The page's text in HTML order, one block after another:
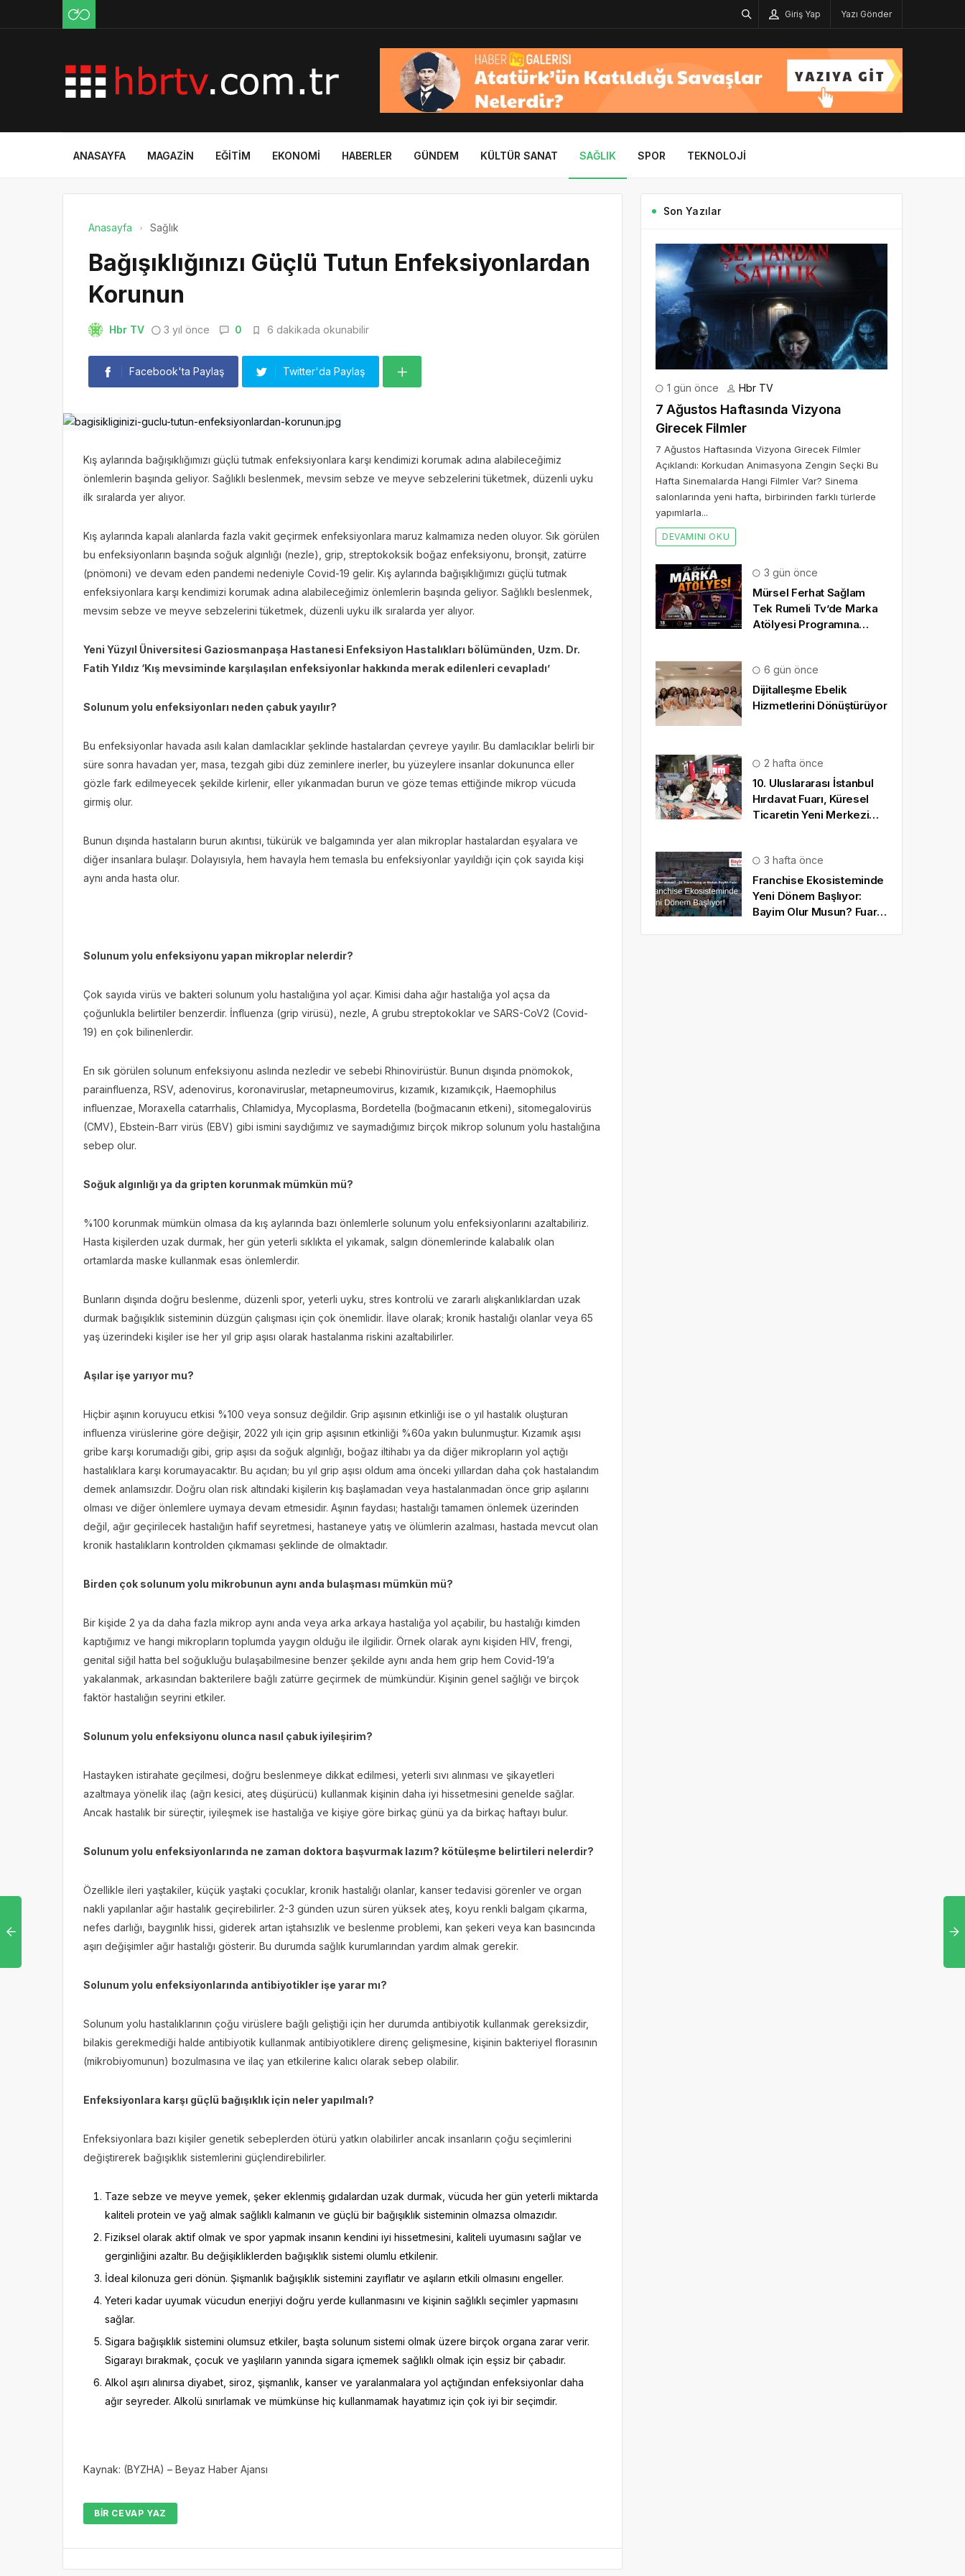
Giriş Yap Yazı Gönder
ANASAYFA MAGAZIN EĞITIM EKONOMI HABERLER GÜNDEM KÜLTÜR SANAT SAĞLIK SPOR TEKNOLOJI
Anasayfa Sağlık
Bağışıklığınızı Güçlü Tutun Enfeksiyonlardan
Korunun
Hbr TV 3 yıl önce 0 6 dakikada okunabilir
Facebook'ta Paylaş Twitter'da Paylaş
Kış aylarında bağışıklığımızı güçlü tutmak enfeksiyonlara karşı kendimizi korumak adına alabileceğimiz
önlemlerin başında geliyor. Sağlıklı beslenmek, mevsim sebze ve meyve sebzelerini tüketmek, düzenli uyku
ilk sıralarda yer alıyor.
Kış aylarında kapalı alanlarda fazla vakit geçirmek enfeksiyonlara maruz kalmamıza neden oluyor. Sık görülen
bu enfeksiyonların başında soğuk algınlığı (nezle), grip, streptokoksik boğaz enfeksiyonu, bronşit, zatürre
(pnömoni) ve devam eden pandemi nedeniyle Covid-19 gelir. Kış aylarında bağışıklığımızı güçlü tutmak
enfeksiyonlara karşı kendimizi korumak adına alabileceğimiz önlemlerin başında geliyor. Sağlıklı beslenmek,
mevsim sebze ve meyve sebzelerini tüketmek, düzenli uyku ilk sıralarda yer alıyor.
Yeni Yüzyıl Üniversitesi Gaziosmanpaşa Hastanesi Enfeksiyon Hastalıkları bölümünden, Uzm. Dr.
Fatih Yıldız ‘Kış mevsiminde karşılaşılan enfeksiyonlar hakkında merak edilenleri cevapladı’
Solunum yolu enfeksiyonları neden çabuk yayılır?
Bu enfeksiyonlar havada asılı kalan damlacıklar şeklinde hastalardan çevreye yayılır. Bu damlacıklar belirli bir
süre sonra havadan yer, masa, tezgah gibi düz zeminlere inerler, bu yüzeylere insanlar dokununca eller
gözle fark edilmeyecek şekilde kirlenir, eller yıkanmadan burun ve göze temas ettiğinde mikrop vücuda
girmiş olur.
Bunun dışında hastaların burun akıntısı, tükürük ve balgamında yer alan mikroplar hastalardan eşyalara ve
diğer insanlara bulaşır. Dolayısıyla, hem havayla hem temasla bu enfeksiyonlar yayıldığı için çok sayıda kişi
aynı anda hasta olur.
Solunum yolu enfeksiyonu yapan mikroplar nelerdir?
Çok sayıda virüs ve bakteri solunum yolu hastalığına yol açar. Kimisi daha ağır hastalığa yol açsa da
çoğunlukla belirtiler benzerdir. İnfluenza (grip virüsü), nezle, A grubu streptokoklar ve SARS-CoV2 (Covid-
19) en çok bilinenlerdir.
En sık görülen solunum enfeksiyonu aslında nezledir ve sebebi Rhinovirüstür. Bunun dışında pnömokok,
parainfluenza, RSV, adenovirus, koronaviruslar, metapneumovirus, kızamık, kızamıkçık, Haemophilus
influenzae, Moraxella catarrhalis, Chlamidya, Mycoplasma, Bordetella (boğmacanın etkeni), sitomegalovirüs
(CMV), Ebstein-Barr virüs (EBV) gibi ismini saydığımız ve saymadığımız birçok mikrop solunum yolu hastalığına
sebep olur.
Soğuk algınlığı ya da gripten korunmak mümkün mü?
%100 korunmak mümkün olmasa da kış aylarında bazı önlemlerle solunum yolu enfeksiyonlarını azaltabiliriz.
Hasta kişilerden uzak durmak, her gün yeterli sıklıkta el yıkamak, salgın dönemlerinde kalabalık olan
ortamlarda maske kullanmak esas önlemlerdir.
Bunların dışında doğru beslenme, düzenli spor, yeterli uyku, stres kontrolü ve zararlı alışkanlıklardan uzak
durmak bağışıklık sisteminin düzgün çalışması için çok önemlidir. İlave olarak; kronik hastalığı olanlar veya 65
yaş üzerindeki kişiler ise her yıl grip aşısı olarak hastalanma riskini azaltabilirler.
Aşılar işe yarıyor mu?
Hiçbir aşının koruyucu etkisi %100 veya sonsuz değildir. Grip aşısının etkinliği ise o yıl hastalık oluşturan
influenza virüslerine göre değişir, 2022 yılı için grip aşısının etkinliği %60a yakın bulunmuştur. Kızamık aşısı
gribe karşı korumadığı gibi, grip aşısı da soğuk algınlığı, boğaz iltihabı ya da diğer mikropların yol açtığı
hastalıklara karşı korumayacaktır. Bu açıdan; bu yıl grip aşısı oldum ama önceki yıllardan daha çok hastalandım
demek anlamsızdır. Doğru olan risk altındaki kişilerin kış başlamadan veya hastalanmadan önce grip aşılarını
olması ve diğer önlemlere uymaya devam etmesidir. Aşının faydası; hastalığı tamamen önlemek üzerinden
değil, ağır geçirilecek hastalığın hafif seyretmesi, hastaneye yatış ve ölümlerin azalması, hastada mevcut olan
kronik hastalıkların kontrolden çıkmaması şeklinde de olmaktadır.
Birden çok solunum yolu mikrobunun aynı anda bulaşması mümkün mü?
Bir kişide 2 ya da daha fazla mikrop aynı anda veya arka arkaya hastalığa yol açabilir, bu hastalığı kimden
kaptığımız ve hangi mikropların toplumda yaygın olduğu ile ilgilidir. Örnek olarak aynı kişiden HIV, frengi,
genital siğil hatta bel soğukluğu bulaşabilmesine benzer şekilde aynı anda hem grip hem Covid-19’a
yakalanmak, arkasından bakterilere bağlı zatürre geçirmek de mümkündür. Kişinin genel sağlığı ve birçok
faktör hastalığın seyrini etkiler.
Solunum yolu enfeksiyonu olunca nasıl çabuk iyileşirim?
Hastayken istirahate geçilmesi, doğru beslenmeye dikkat edilmesi, yeterli sıvı alınması ve şikayetleri
azaltmaya yönelik ilaç (ağrı kesici, ateş düşürücü) kullanmak kişinin daha iyi hissetmesini genelde sağlar.
Ancak hastalık bir süreçtir, iyileşmek ise hastalığa ve kişiye göre birkaç günü ya da birkaç haftayı bulur.
Solunum yolu enfeksiyonlarında ne zaman doktora başvurmak lazım? kötüleşme belirtileri nelerdir?
Özellikle ileri yaştakiler, küçük yaştaki çocuklar, kronik hastalığı olanlar, kanser tedavisi görenler ve organ
nakli yapılanlar ağır hastalık geçirebilirler. 2-3 günden uzun süren yüksek ateş, koyu renkli balgam çıkarma,
nefes darlığı, baygınlık hissi, giderek artan iştahsızlık ve beslenme problemi, kan şekeri veya kan basıncında
aşırı değişimler ağır hastalığı gösterir. Bu durumda sağlık kurumlarından yardım almak gerekir.
Solunum yolu enfeksiyonlarında antibiyotikler işe yarar mı?
Solunum yolu hastalıklarının çoğu virüslere bağlı geliştiği için her durumda antibiyotik kullanmak gereksizdir,
bilakis gerekmediği halde antibiyotik kullanmak antibiyotiklere direnç gelişmesine, kişinin bakteriyel florasının
(mikrobiyomunun) bozulmasına ve ilaç yan etkilerine kalıcı olarak sebep olabilir.
Enfeksiyonlara karşı güçlü bağışıklık için neler yapılmalı?
Enfeksiyonlara bazı kişiler genetik sebeplerden ötürü yatkın olabilirler ancak insanların çoğu seçimlerini
değiştirerek bağışıklık sistemlerini güçlendirebilirler.
Taze sebze ve meyve yemek, şeker eklenmiş gıdalardan uzak durmak, vücuda her gün yeterli miktarda
kaliteli protein ve yağ almak sağlıklı kalmanın ve güçlü bir bağışıklık sisteminin olmazsa olmazıdır.
Fiziksel olarak aktif olmak ve spor yapmak insanın kendini iyi hissetmesini, kaliteli uyumasını sağlar ve
gerginliğini azaltır. Bu değişikliklerden bağışıklık sistemi olumlu etkilenir.
İdeal kilonuza geri dönün. Şişmanlık bağışıklık sistemini zayıflatır ve aşıların etkili olmasını engeller.
Yeteri kadar uyumak vücudun enerjiyi doğru yerde kullanmasını ve kişinin sağlıklı seçimler yapmasını
sağlar.
Sigara bağışıklık sistemini olumsuz etkiler, başta solunum sistemi olmak üzere birçok organa zarar verir.
Sigarayı bırakmak, çocuk ve yaşlıların yanında sigara içmemek sağlıklı olmak için eşsiz bir çabadır.
Alkol aşırı alınırsa diyabet, siroz, şişmanlık, kanser ve yaralanmalara yol açtığından enfeksiyonlar daha
ağır seyreder. Alkolü sınırlamak ve mümkünse hiç kullanmamak hayatımız için çok iyi bir seçimdir.
Kaynak: (BYZHA) – Beyaz Haber Ajansı
BIR CEVAP YAZ
Son Yazılar
1 gün önce Hbr TV
7 Ağustos Haftasında Vizyona
Girecek Filmler
7 Ağustos Haftasında Vizyona Girecek Filmler
Açıklandı: Korkudan Animasyona Zengin Seçki Bu
Hafta Sinemalarda Hangi Filmler Var? Sinema
salonlarında yeni hafta, birbirinden farklı türlerde
yapımlarla...
DEVAMINI OKU
3 gün önce
Mürsel Ferhat Sağlam
Tek Rumeli Tv’de Marka
Atölyesi Programına
6 gün önce
Dijitalleşme Ebelik
Hizmetlerini Dönüştürüyor
2 hafta önce
10. Uluslararası İstanbul
Hırdavat Fuarı, Küresel
Ticaretin Yeni Merkezi
3 hafta önce
Franchise Ekosisteminde
Yeni Dönem Başlıyor:
Bayim Olur Musun? Fuarı